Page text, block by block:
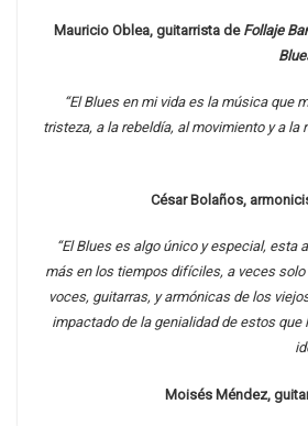
Mauricio Oblea, guitarrista de Follaje
“El Blues en mi vida es la música que
tristeza, a la rebeldía, al movimiento y a
César Bolaños,
“El Blues es algo único y especial, esta
más en los tiempos difíciles, a veces
voces, guitarras, y armónicas de los
impactado de la genialidad de estos
Moisés Méndez,